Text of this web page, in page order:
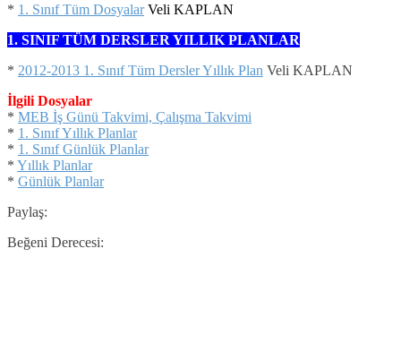
* 1. Sınıf Tüm Dosyalar Veli KAPLAN
1. SINIF TÜM DERSLER YILLIK PLANLAR
* 2012-2013 1. Sınıf Tüm Dersler Yıllık Plan Veli KAPLAN
İlgili Dosyalar
* MEB İş Günü Takvimi, Çalışma Takvimi
* 1. Sınıf Yıllık Planlar
* 1. Sınıf Günlük Planlar
* Yıllık Planlar
* Günlük Planlar
Paylaş:
Beğeni Derecesi: